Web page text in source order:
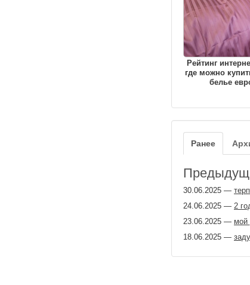
Рейтинг
где можно
белье
Ранее
30.06.2025 —
24.06.2025 — 2
23.06.2025 — мой
18.06.2025 —